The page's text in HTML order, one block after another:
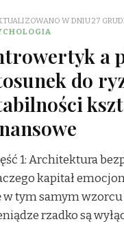
W DNIU27
a
do
1: Architektura
kapitał
w tym samym
rzadko są